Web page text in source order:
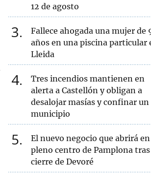
12 de agosto
3
Fallece ahogada una mujer de
años en una piscina particular
Lleida
4
Tres incendios mantienen en
alerta a Castellón y obligan a
desalojar masías y confinar un
municipio
5
El nuevo negocio que abrirá en
pleno centro de Pamplona
cierre de Devoré